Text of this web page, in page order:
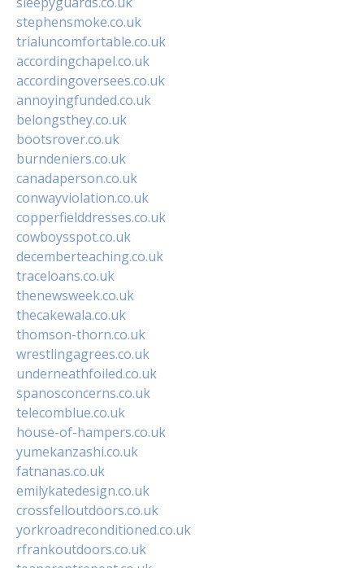
stephensmoke.co.uk
trialuncomfortable.co.uk
accordingchapel.co.uk
accordingoversees.co.uk
annoyingfunded.co.uk
belongsthey.co.uk
bootsrover.co.uk
burndeniers.co.uk
canadaperson.co.uk
conwayviolation.co.uk
copperfielddresses.co.uk
cowboysspot.co.uk
decemberteaching.co.uk
traceloans.co.uk
thenewsweek.co.uk
thecakewala.co.uk
thomson-thorn.co.uk
wrestlingagrees.co.uk
underneathfoiled.co.uk
spanosconcerns.co.uk
telecomblue.co.uk
house-of-hampers.co.uk
yumekanzashi.co.uk
fatnanas.co.uk
emilykatedesign.co.uk
crossfelloutdoors.co.uk
yorkroadreconditioned.co.uk
rfrankoutdoors.co.uk